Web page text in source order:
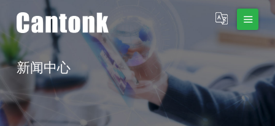
新闻中心